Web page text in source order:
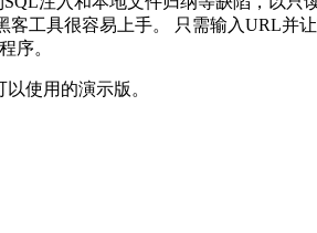
工具很容易上手。 只需输入URL并
序。
使用的演示版。